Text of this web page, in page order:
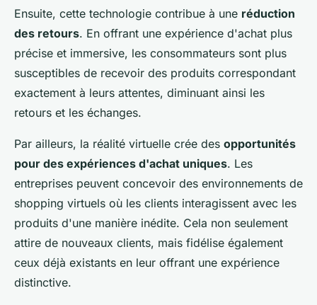
Ensuite, cette technologie contribue à une réduction
des retours. En offrant une expérience d'achat plus
précise et immersive, les consommateurs sont plus
susceptibles de recevoir des produits correspondant
exactement à leurs attentes, diminuant ainsi les
retours et les échanges.
Par ailleurs, la réalité virtuelle crée des opportunités
pour des expériences d'achat uniques. Les
entreprises peuvent concevoir des environnements de
shopping virtuels où les clients interagissent avec les
produits d'une manière inédite. Cela non seulement
attire de nouveaux clients, mais fidélise également
ceux déjà existants en leur offrant une expérience
distinctive.